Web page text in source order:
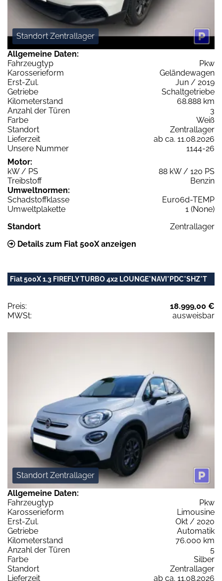
Standort Zentrallager
Allgemeine Daten:
Fahrzeugtyp
Pkw
Karosserieform
Geländewagen
Erst-Zul.
Jun / 2019
Getriebe
Schaltgetriebe
Kilometerstand
68.888 km
Anzahl der Türen
3
Farbe
Weiß
Standort
Zentrallager
Lieferzeit
ab ca. 11.08.2026
Unsere Nummer
1144-26
Motor:
kW / PS
88 kW / 120 PS
Treibstoff
Benzin
Umweltnormen:
Schadstoffklasse
Euro6d-TEMP
Umweltplakette
1 (None)
Standort
Zentrallager
Details zum Fiat 500X anzeigen
Fiat 500X 1.3 FIREFLY TURBO 4x2 LOUNGE*NAVI*PDC*SHZ*T
Preis:
18.999,00 €
MWSt:
ausweisbar
Standort Zentrallager
Allgemeine Daten:
Fahrzeugtyp
Pkw
Karosserieform
Limousine
Erst-Zul.
Okt / 2020
Getriebe
Automatik
Kilometerstand
76.000 km
Anzahl der Türen
5
Farbe
Silber
Standort
Zentrallager
Lieferzeit
ab ca. 11.08.2026